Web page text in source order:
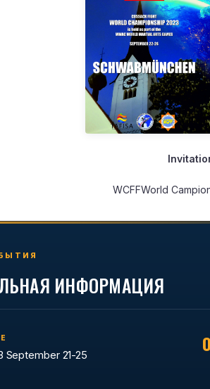
WCFFWorld
ИНФОРМАЦИЯ
September 21-25